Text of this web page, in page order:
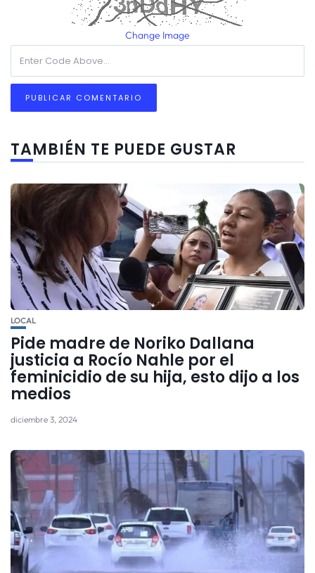
Change Image
TAMBIÉN TE PUEDE GUSTAR
LOCAL
Pide madre de Noriko Dallana
justicia a Rocío Nahle por el
feminicidio de su hija, esto dijo a los
medios
diciembre 3, 2024